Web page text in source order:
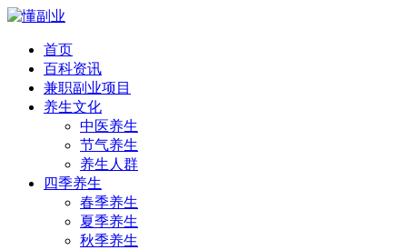
首页
百科资讯
兼职副业项目
养生文化
中医养生
节气养生
养生人群
四季养生
春季养生
夏季养生
秋季养生